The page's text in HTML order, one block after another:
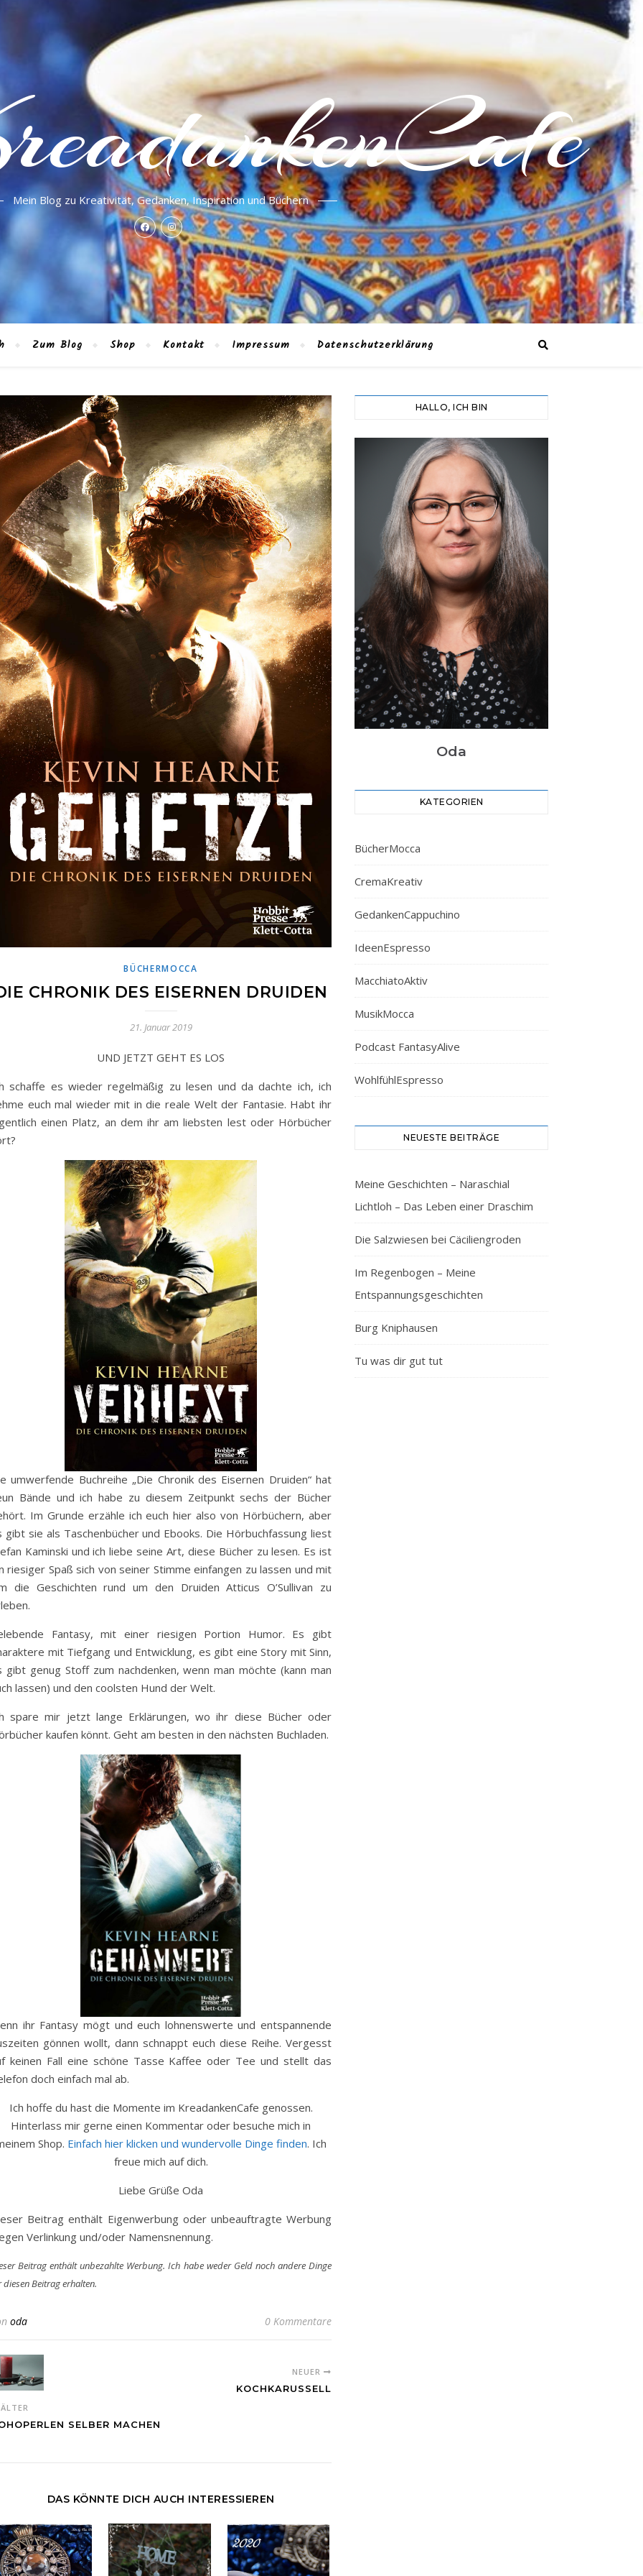
Mein Blog zu Kreativität, Gedanken, Inspiration und Büchern
Zum Blog Shop Kontakt Impressum Datenschutzerklärung
BÜCHERMOCCA
CHRONIK DES EISERNEN DRUIDEN
21. Januar 2019
UND JETZT GEHT ES LOS
schaffe es wieder regelmäßig zu lesen und da dachte ich, ich
euch mal wieder mit in die reale Welt der Fantasie. Habt ihr
einen Platz, an dem ihr am liebsten lest oder Hörbücher
umwerfende Buchreihe „Die Chronik des Eisernen Druiden“ hat
Bände und ich habe zu diesem Zeitpunkt sechs der Bücher
Im Grunde erzähle ich euch hier also von Hörbüchern, aber
gibt sie als Taschenbücher und Ebooks. Die Hörbuchfassung liest
Kaminski und ich liebe seine Art, diese Bücher zu lesen. Es ist
riesiger Spaß sich von seiner Stimme einfangen zu lassen und mit
die Geschichten rund um den Druiden Atticus O’Sullivan zu
Fantasy, mit einer riesigen Portion Humor. Es gibt
mit Tiefgang und Entwicklung, es gibt eine Story mit Sinn,
gibt genug Stoff zum nachdenken, wenn man möchte (kann man
lassen) und den coolsten Hund der Welt.
spare mir jetzt lange Erklärungen, wo ihr diese Bücher oder
kaufen könnt. Geht am besten in den nächsten Buchladen.
ihr Fantasy mögt und euch lohnenswerte und entspannende
gönnen wollt, dann schnappt euch diese Reihe. Vergesst
keinen Fall eine schöne Tasse Kaffee oder Tee und stellt das
doch einfach mal ab.
Ich hoffe du hast die Momente im KreadankenCafe genossen.
Hinterlass mir gerne einen Kommentar oder besuche mich in
Shop. Einfach hier klicken und wundervolle Dinge finden. Ich
freue mich auf dich.
Liebe Grüße Oda
Beitrag enthält Eigenwerbung oder unbeauftragte Werbung
Verlinkung und/oder Namensnennung.
Beitrag enthält unbezahlte Werbung. Ich habe weder Geld noch andere Dinge
diesen Beitrag erhalten.
oda 0 Kommentare
ÄLTER
SELBER MACHEN
NEUER
KOCHKARUSSELL
DAS KÖNNTE DICH AUCH INTERESSIEREN
HALLO, ICH BIN
Oda
KATEGORIEN
BücherMocca
CremaKreativ
GedankenCappuchino
IdeenEspresso
MacchiatoAktiv
MusikMocca
Podcast FantasyAlive
WohlfühlEspresso
NEUESTE BEITRÄGE
Meine Geschichten – Naraschial
Lichtloh – Das Leben einer Draschim
Die Salzwiesen bei Cäciliengroden
Im Regenbogen – Meine
Entspannungsgeschichten
Burg Kniphausen
Tu was dir gut tut